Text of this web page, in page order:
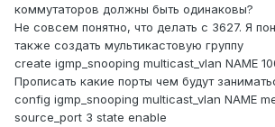
коммутаторов должны быть одинаковы?
Не совсем понятно, что делать с 3627. Я
также создать мультикастовую группу
create igmp_snooping multicast_vlan NAME
Прописать какие порты чем будут
config igmp_snooping multicast_vlan NAME
source_port 3 state enable